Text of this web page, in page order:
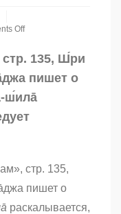
Off
135, Ш́ри
пишет о
ш́ила̄
стр. 135,
пишет о
раскалывается,